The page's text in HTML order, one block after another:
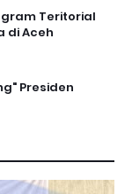
Teritorial
di Aceh
Presiden